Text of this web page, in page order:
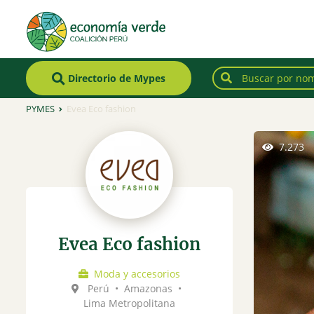
Directorio de Mypes
PYMES Evea Eco fashion
Evea Eco fashion
Moda y accesorios
Perú • Amazonas •
Lima Metropolitana
7.273